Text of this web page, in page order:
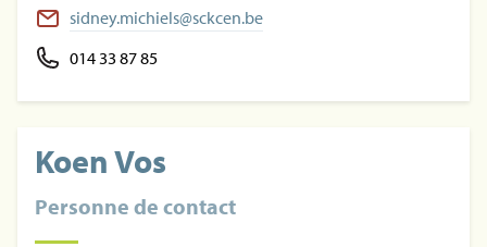
sidney.michiels@sckcen.be
014 33 87 85
Koen Vos
Personne de contact